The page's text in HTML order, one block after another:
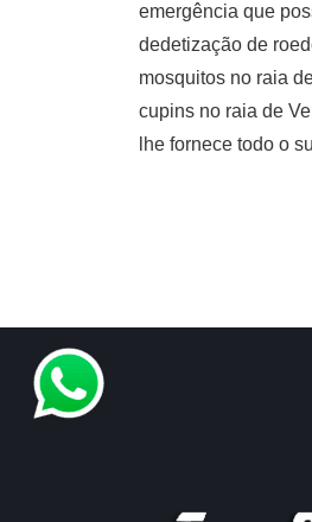
emergência que
dedetização de
mosquitos no raia
cupins no raia de
lhe fornece todo o